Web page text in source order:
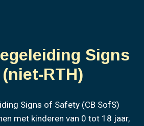
Signs
RTH)
Signs of Safety (CB SofS)
met kinderen van 0 tot 18 jaar,